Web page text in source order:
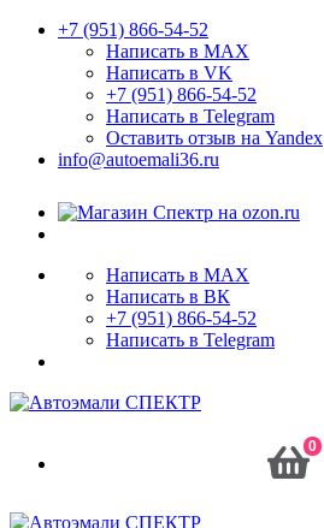
+7 (951) 866-54-52
Написать в MAX
Написать в VK
+7 (951) 866-54-52
Написать в Telegram
Оставить отзыв на Yandex
info@autoemali36.ru
Написать в MAX
Написать в ВК
+7 (951) 866-54-52
Написать в Telegram
0